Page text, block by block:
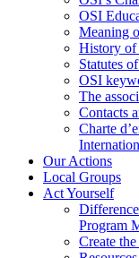
OSI
Meaning
History of
Statutes
OSI
The
Contacts
Charte
Our Actions
Local Groups
Act Yourself
Program
Create